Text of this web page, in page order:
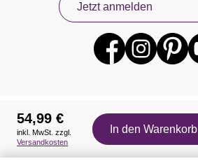
Jetzt anmelden
Auszeichnungen
54,99 €
inkl. MwSt. zzgl.
Versandkosten
In den Warenkorb